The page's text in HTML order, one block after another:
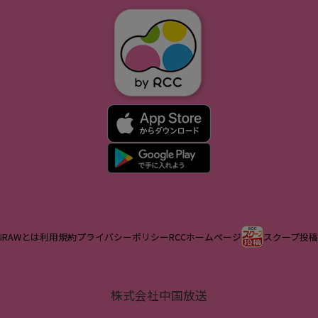
IRAWとは利用規約プライバシーポリシーRCCホームページ スクープ投稿
株式会社中国放送